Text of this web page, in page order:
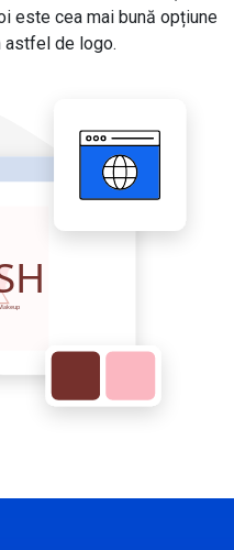
este cea mai bună opțiune
astfel de logo.